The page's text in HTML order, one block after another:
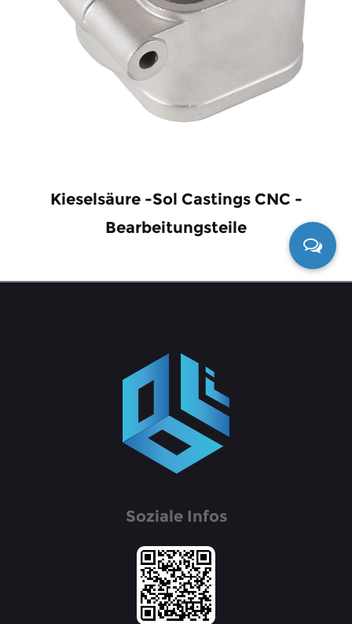
Kieselsäure -Sol Castings CNC -
Bearbeitungsteile
Soziale Infos